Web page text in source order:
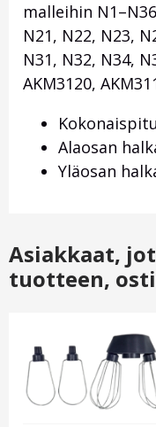
malleihin
N21, N22, N23,
N31, N32, N34,
AKM3120,
Alaosan
Yläosan
Asiakkaat,
tuotteen,